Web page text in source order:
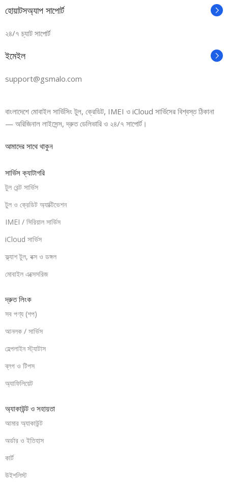
হোয়াটসঅ্যাপ সাপোর্ট
২৪/৭ চ্যাট সাপোর্ট
ইমেইল
support@gsmalo.com
বাংলাদেশে মোবাইল সার্ভিসিং টুল, ক্রেডিট, IMEI ও iCloud সার্ভিসের বিশ্বস্ত ঠিকানা
— অরিজিনাল লাইসেন্স, দ্রুত ডেলিভারি ও ২৪/৭ সাপোর্ট।
আমাদের সাথে থাকুন
সার্ভিস ক্যাটাগরি
টুল রেন্ট সার্ভিস
টুল ও ক্রেডিট অ্যাক্টিভেশন
IMEI / সিরিয়াল সার্ভিস
iCloud সার্ভিস
ফ্ল্যাশ টুল, বক্স ও ডঙ্গল
মোবাইল এক্সেসরিজ
দ্রুত লিংক
সব পণ্য (শপ)
আনলক / সার্ভিস
হেল্পলাইন স্ট্যাটাস
ব্লগ ও টিপস
অ্যাফিলিয়েট
অ্যাকাউন্ট ও সহায়তা
আমার অ্যাকাউন্ট
অর্ডার ও ইতিহাস
কার্ট
উইশলিস্ট